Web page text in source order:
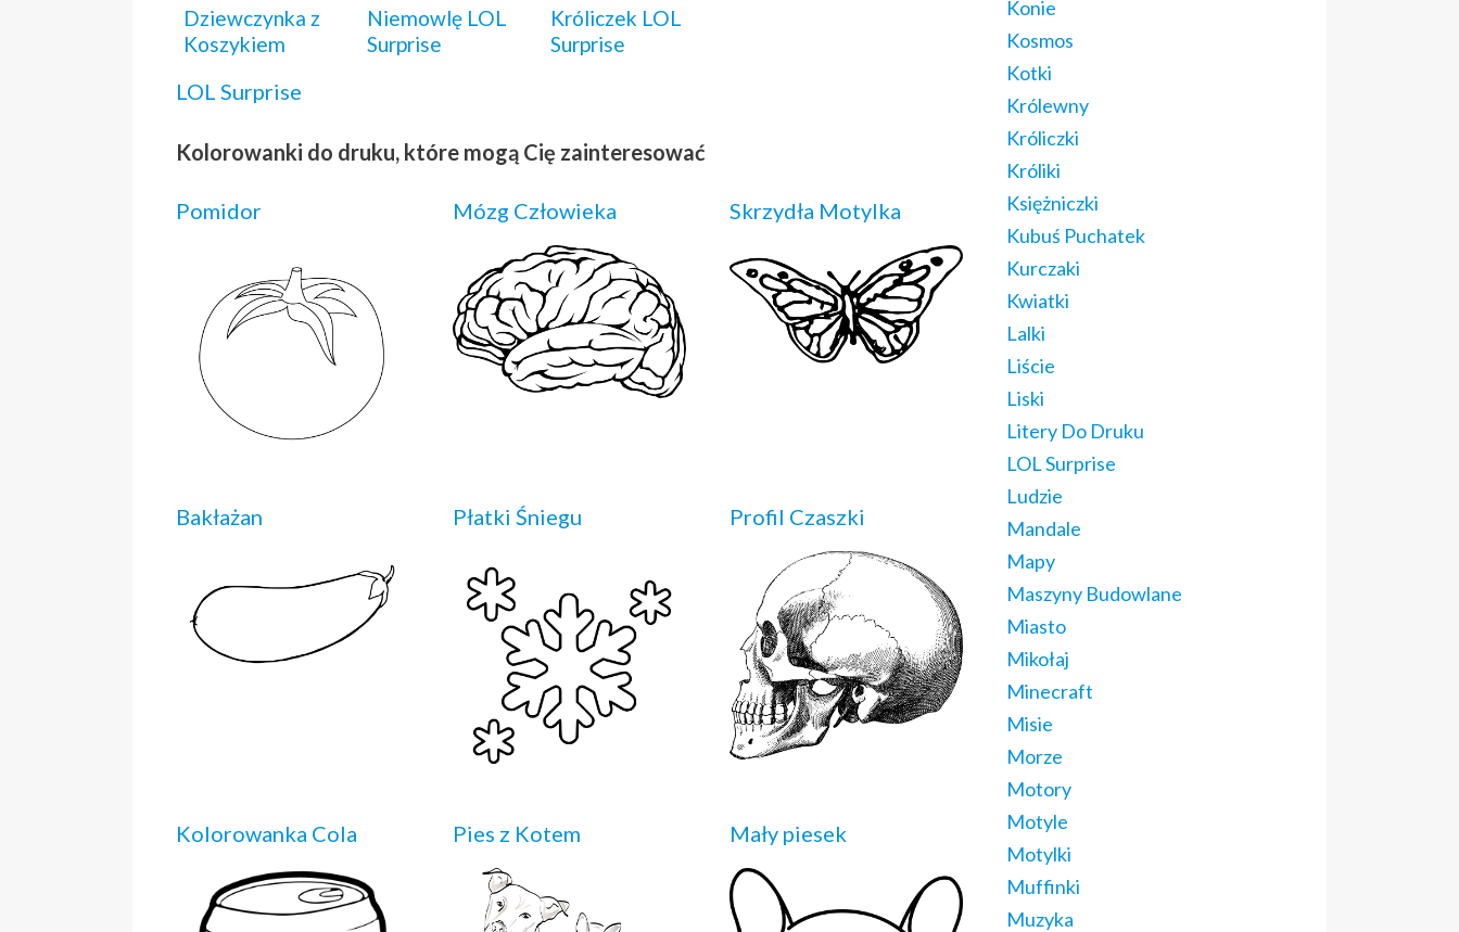
Dziewczynka z
Koszykiem
Niemowlę LOL
Surprise
Króliczek LOL
Surprise
LOL Surprise
Kolorowanki do druku, które mogą Cię zainteresować
Pomidor Mózg Człowieka Skrzydła Motylka
Bakłażan Płatki Śniegu Profil Czaszki
Kolorowanka Cola Pies z Kotem Mały piesek
Konie
Kosmos
Kotki
Królewny
Króliczki
Króliki
Księżniczki
Kubuś Puchatek
Kurczaki
Kwiatki
Lalki
Liście
Liski
Litery Do Druku
LOL Surprise
Ludzie
Mandale
Mapy
Maszyny Budowlane
Miasto
Mikołaj
Minecraft
Misie
Morze
Motory
Motyle
Motylki
Muffinki
Muzyka